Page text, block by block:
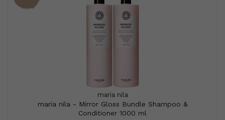
maria nila
maria nila - Mirror Gloss Bundle Shampoo &
Conditioner 1000 ml